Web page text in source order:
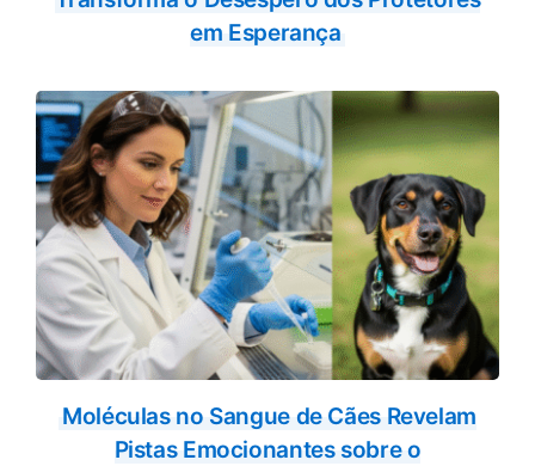
em Esperança
Moléculas no Sangue de Cães Revelam
Pistas Emocionantes sobre o